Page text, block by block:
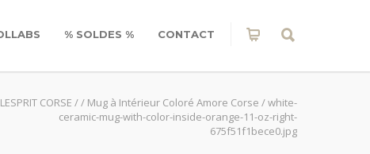
% SOLDES % CONTACT
LESPRIT CORSE // Mug à Intérieur Coloré Amore Corse /white-
ceramic-mug-with-color-inside-orange-11-oz-right-
675f51f1bece0.jpg